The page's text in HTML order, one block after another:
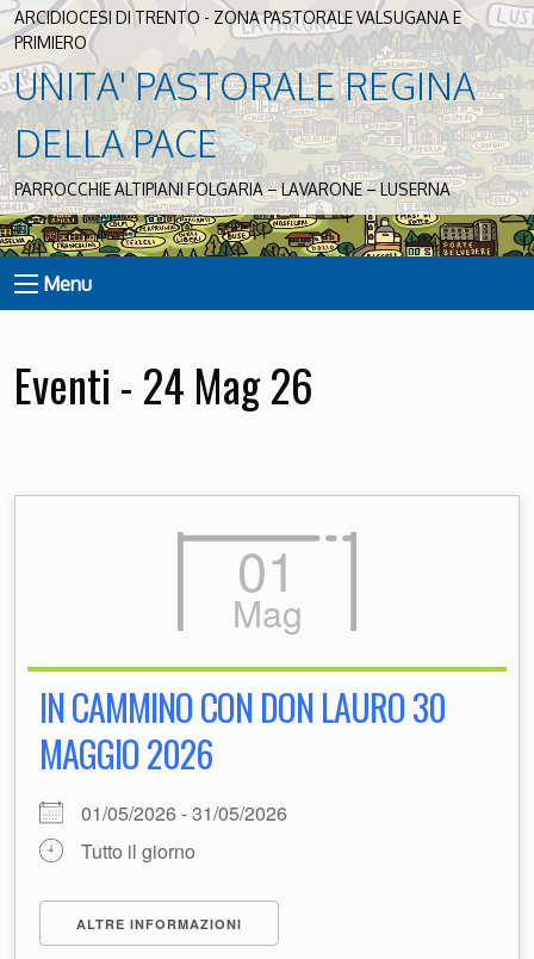
ARCIDIOCESI DI TRENTO - ZONA PASTORALE VALSUGANA E
PRIMIERO
UNITA' PASTORALE REGINA
DELLA PACE
PARROCCHIE ALTIPIANI FOLGARIA – LAVARONE – LUSERNA
Menu
Eventi - 24 Mag 26
01
Mag
IN CAMMINO CON DON LAURO 30
MAGGIO 2026
01/05/2026 - 31/05/2026
Tutto il giorno
ALTRE INFORMAZIONI